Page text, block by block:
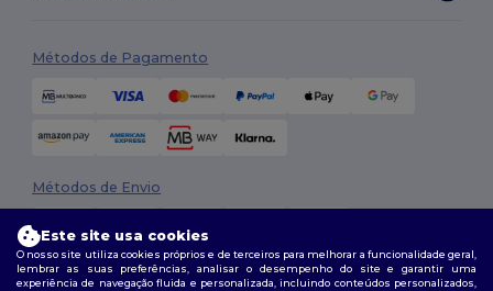
Métodos de Pagamento
Métodos de Envio
Este site usa cookies
O nosso site utiliza cookies próprios e de terceiros para melhorar a funcionalidade geral,
lembrar as suas preferências, analisar o desempenho do site e garantir uma
experiência de navegação fluida e personalizada, incluindo conteúdos personalizados,